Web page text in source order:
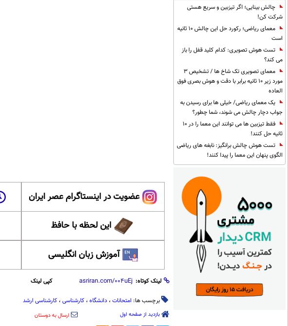
چالش بینایی؛ اگر تیزبین و سریع هستی
شرکت کن!
معمای ریاضی؛ رکورد حل این چالش 10 ثانیه
است
تست هوش تصویری: کدام کلید قفل را باز
می کند؟
معمای تصویری تک شاخ ها / تشخیص 3
مورد زیر 10 ثانیه برابر با دقت و هوش بصری فوق
العاده
یک معمای ریاضی/ خیلی ها برای رسیدن به
جواب دچار چالش می شوند، شما چطور؟
فقط تیزبین ها می توانند این معما را در 10
ثانیه حل کنند!
تست هوش چالش برانگیز: نابغه های ریاضی
الگوی پنهان این معما را پیدا کنند!
عضویت در اینستاگرام عصر ایران
این لحظه با حافظ
آموزش زبان انگلیسی
لینک کوتاه: کپی لینک
برچسب ها: امتحانات ، دانشگاه ، کارشناسی ، کارشناسی ارشد
بازدید از صفحه اول ارسال به دوستان